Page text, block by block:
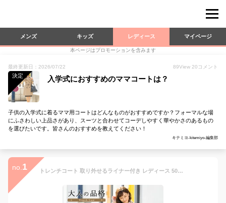
メンズ キッズ レディース マイページ
本ページはプロモーションを含みます
最終更新日：2026/07/22 89View 20 コメント
決定 入学式におすすめのママコートは？
子供の入学式に着るママ用コートはどんなものがおすすめですか？フォーマルな場
にふさわしい上品さがあり、スーツと合わせてコーデしやすく華やかさのあるもの
を選びたいです。皆さんのおすすめを教えてください！
キテミヨ-kitemiyo-編集部
no. 1 トレンチコート 取り外せるライナー付き レディース 50代 卒業式 春 オールシーズン スプリングコート リクルート ライナー付き 入学式 ビジネス フォーマル スーツ セレモニー 就活 フォーマル 冬 40代 暖かい きれいめ ファッション